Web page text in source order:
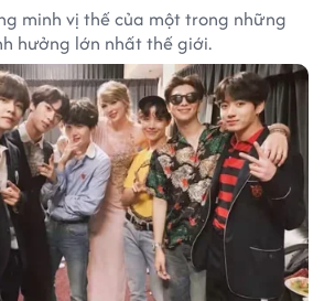
minh vị thế của một trong những
hưởng lớn nhất thế giới.